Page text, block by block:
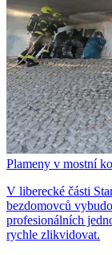
Plameny v mostní
V liberecké části
bezdomovců
profesionálních
rychle zlikvidovat.